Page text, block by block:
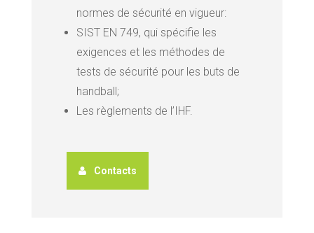
normes de sécurité en vigueur:
SIST EN 749, qui spécifie les
exigences et les méthodes de
tests de sécurité pour les buts de
handball;
Les règlements de l’IHF.
Contacts